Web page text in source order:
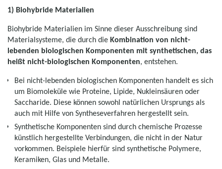
1) Biohybride Materialien
Biohybride Materialien im Sinne dieser Ausschreibung sind
Materialsysteme, die durch die Kombination von nicht-
lebenden biologischen Komponenten mit synthetischen, das
heißt nicht-biologischen Komponenten, entstehen.
Bei nicht-lebenden biologischen Komponenten handelt es sich
um Biomoleküle wie Proteine, Lipide, Nukleinsäuren oder
Saccharide. Diese können sowohl natürlichen Ursprungs als
auch mit Hilfe von Syntheseverfahren hergestellt sein.
Synthetische Komponenten sind durch chemische Prozesse
künstlich hergestellte Verbindungen, die nicht in der Natur
vorkommen. Beispiele hierfür sind synthetische Polymere,
Keramiken, Glas und Metalle.